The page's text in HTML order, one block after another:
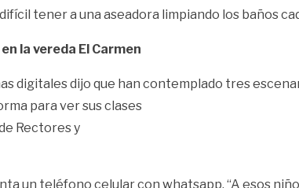
tener a una aseadora limpiando los baños
la vereda El Carmen
digitales dijo que han contemplado tres
para ver sus clases
Rectores y
un teléfono celular con whatsapp. “A esos